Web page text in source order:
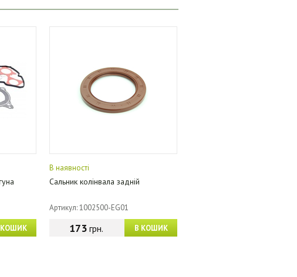
КОШИК
В наявності
Сальник колінвала задній
Артикул: 1002500-EG01
В КОШИК
173грн.